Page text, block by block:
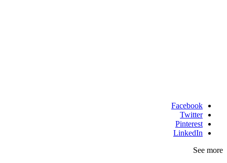
Facebook
Twitter
Pinterest
LinkedIn
See more